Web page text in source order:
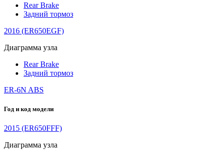
Rear Brake
Задний тормоз
2016 (ER650EGF)
Диаграмма узла
Rear Brake
Задний тормоз
ER-6N ABS
Год и код модели
2015 (ER650FFF)
Диаграмма узла